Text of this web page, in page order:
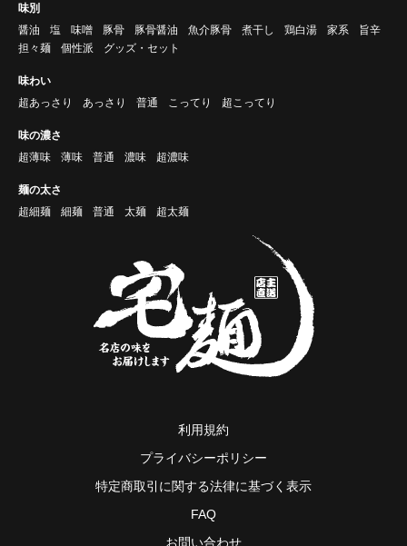
味別
醤油
塩 味噌 豚骨 豚骨醤油 魚介豚骨 煮干し 鶏白湯 家系
旨辛
担々麺
個性派 グッズ・セット
味わい
超あっさり
あっさり 普通 こってり 超こってり
味の濃さ
超薄味
薄味 普通 濃味 超濃味
麺の太さ
超細麺
細麺 普通 太麺 超太麺
利用規約
プライバシーポリシー
特定商取引に関する法律に基づく表示
FAQ
お問い合わせ